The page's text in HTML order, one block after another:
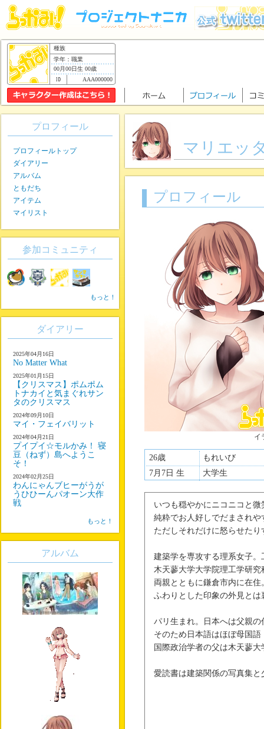
種族
学年：職業
00月00日生 00歳
AAA000000
マリエッ
プロフィール
イ
26歳
もれいび
7月7日 生
大学生
いつも穏やかにニコニコと微
純粋でお人好しでだまされ
ただしそれだけに怒らせた
建築学を専攻する理系女子。
木天蓼大学大学院理工学研
両親とともに鎌倉市内に在住
ふわりとした印象の外見と
パリ生まれ。日本へは父親
そのため日本語はほぼ母国
国際政治学者の父は木天蓼
愛読書は建築関係の写真集
プロフィール
プロフィールトップ
ダイアリー
アルバム
ともだち
アイテム
マイリスト
参加コミュニティ
もっと！
ダイアリー
2025年04月16日
No Matter What
2025年01月15日
【クリスマス】ポムポム
トナカイと気まぐれサン
タのクリスマス
2024年09月10日
マイ・フェイバリット
2024年04月21日
プイプイ☆モルかみ！ 寝
豆（ねず）島へようこ
そ！
2024年02月25日
わんにゃんブヒーがうが
うひひーんパオーン大作
戦
もっと！
アルバム